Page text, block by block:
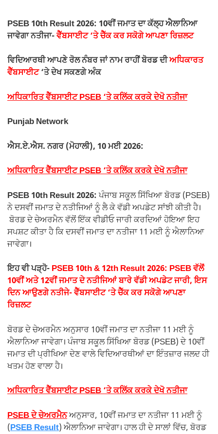
e
b
o
o
s
A
p
p
gr
a
m
y
Li
n
k
e
PSEB 10th Result 2026: 10ਵੀਂ ਜਮਾਤ ਦਾ ਕੱਲ੍ਹ ਐਲਾਨਿਆ
ਜਾਵੇਗਾ ਨਤੀਜਾ-ਵੈੱਬਸਾਈਟ ‘ਤੇ ਚੈੱਕ ਕਰ ਸਕੋਗੇ ਆਪਣਾ ਰਿਜ਼ਲਟ
ਵਿਦਿਆਰਥੀ ਆਪਣੇ ਰੋਲ ਨੰਬਰ ਜਾਂ ਨਾਮ ਰਾਹੀਂ ਬੋਰਡ ਦੀਅਧਿਕਾਰਤ
ਵੈੱਬਸਾਈਟ‘ਤੇ ਦੇਖ ਸਕਣਗੇ ਅੰਕ
ਅਧਿਕਾਰਿਤ ਵੈੱਬਸਾਈਟ PSEB ‘ਤੇ ਕਲਿੱਕ ਕਰਕੇ ਦੇਖੋ ਨਤੀਜਾ
Punjab Network
ਐਸ.ਏ.ਐਸ. ਨਗਰ (ਮੋਹਾਲੀ), 10 ਮਈ 2026:
ਅਧਿਕਾਰਿਤ ਵੈੱਬਸਾਈਟ PSEB ‘ਤੇ ਕਲਿੱਕ ਕਰਕੇ ਦੇਖੋ ਨਤੀਜਾ
PSEB 10th Result 2026:ਪੰਜਾਬ ਸਕੂਲ ਸਿੱਖਿਆ ਬੋਰਡ (PSEB)
ਨੇ ਦਸਵੀਂ ਜਮਾਤ ਦੇ ਨਤੀਜਿਆਂ ਨੂੰ ਲੈ ਕੇ ਵੱਡੀ ਅਪਡੇਟ ਸਾਂਝੀ ਕੀਤੀ ਹੈ।
ਬੋਰਡ ਦੇ ਚੇਅਰਮੈਨ ਵੱਲੋਂ ਇੱਕ ਵੀਡੀਓ ਜਾਰੀ ਕਰਦਿਆਂ ਹੋਇਆ ਇਹ
ਸਪਸ਼ਟ ਕੀਤਾ ਹੈ ਕਿ ਦਸਵੀਂ ਜਮਾਤ ਦਾ ਨਤੀਜਾ 11 ਮਈ ਨੂੰ ਐਲਾਨਿਆ
ਜਾਵੇਗਾ।
ਇਹ ਵੀ ਪੜ੍ਹੋ- PSEB 10th & 12th Result 2026: PSEB ਵੱਲੋਂ
10ਵੀਂ ਅਤੇ 12ਵੀਂ ਜਮਾਤ ਦੇ ਨਤੀਜਿਆਂ ਬਾਰੇ ਵੱਡੀ ਅਪਡੇਟ ਜਾਰੀ, ਇਸ
ਦਿਨ ਆਉਣਗੇ ਨਤੀਜੇ- ਵੈੱਬਸਾਈਟ ‘ਤੇ ਚੈੱਕ ਕਰ ਸਕੋਗੇ ਆਪਣਾ
ਰਿਜ਼ਲਟ
ਬੋਰਡ ਦੇ ਚੇਅਰਮੈਨ ਅਨੁਸਾਰ 10ਵੀਂ ਜਮਾਤ ਦਾ ਨਤੀਜਾ 11 ਮਈ ਨੂੰ
ਐਲਾਨਿਆ ਜਾਵੇਗਾ। ਪੰਜਾਬ ਸਕੂਲ ਸਿੱਖਿਆ ਬੋਰਡ (PSEB) ਦੇ 10ਵੀਂ
ਜਮਾਤ ਦੀ ਪ੍ਰੀਖਿਆ ਦੇਣ ਵਾਲੇ ਵਿਦਿਆਰਥੀਆਂ ਦਾ ਇੰਤਜ਼ਾਰ ਜਲਦ ਹੀ
ਖਤਮ ਹੋਣ ਵਾਲਾ ਹੈ।
ਅਧਿਕਾਰਿਤ ਵੈੱਬਸਾਈਟ PSEB ‘ਤੇ ਕਲਿੱਕ ਕਰਕੇ ਦੇਖੋ ਨਤੀਜਾ
PSEB ਦੇ ਚੇਅਰਮੈਨਅਨੁਸਾਰ, 10ਵੀਂ ਜਮਾਤ ਦਾ ਨਤੀਜਾ 11 ਮਈ ਨੂੰ
(PSEB Result) ਐਲਾਨਿਆ ਜਾਵੇਗਾ। ਹਾਲ ਹੀ ਦੇ ਸਾਲਾਂ ਵਿੱਚ, ਬੋਰਡ